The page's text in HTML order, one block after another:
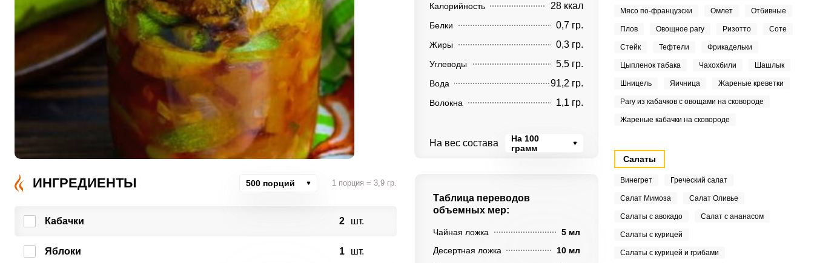
Калорийность 28 ккал
Белки 0,7 гр.
Жиры 0,3 гр.
Углеводы 5,5 гр.
Вода 91,2 гр.
Волокна 1,1 гр.
На вес состава
На 100
грамм
ИНГРЕДИЕНТЫ 500 порций 1 порция = 3,9 гр.
Кабачки 2 шт.
Яблоки 1 шт.
Таблица переводов
объемных мер:
Чайная ложка
5 мл
Десертная ложка
10 мл
Мясо по-французски Омлет Отбивные
Плов Овощное рагу Ризотто Соте
Стейк Тефтели Фрикадельки
Цыпленок табака Чахохбили Шашлык
Шницель Яичница Жареные креветки
Рагу из кабачков с овощами на сковороде
Жареные кабачки на сковороде
Салаты
Винегрет Греческий салат
Салат Мимоза Салат Оливье
Салаты с авокадо Салат с ананасом
Салаты с курицей
Салаты с курицей и грибами